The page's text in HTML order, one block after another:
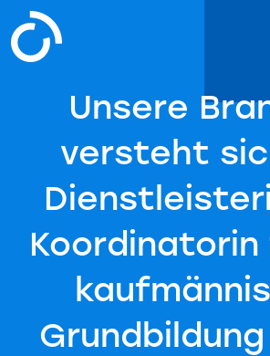
Unsere
versteht
Koordinatorin